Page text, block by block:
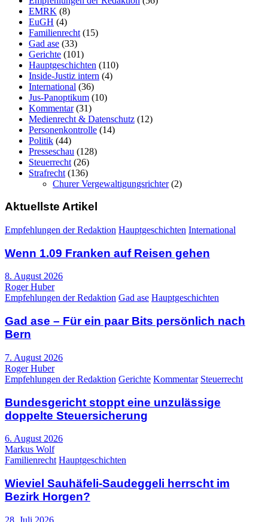
EMRK (8)
EuGH (4)
Familienrecht (15)
Gad ase (33)
Gerichte (101)
Hauptgeschichten (110)
Inside-Justiz intern (4)
International (36)
Jus-Panoptikum (10)
Kommentar(31)
Medienrecht & Datenschutz (12)
Personenkontrolle (14)
Politik (44)
Presseschau (128)
Steuerrecht (26)
Strafrecht (136)
Churer Vergewaltigungsrichter(2)
Aktuellste Artikel
Empfehlungen der Redaktion Hauptgeschichten International
Wenn 1.09 Franken auf Reisen gehen
8. August 2026
Roger Huber
Empfehlungen der Redaktion Gad ase Hauptgeschichten
Gad ase – Für ein paar Bits persönlich nach
Bern
7. August 2026
Roger Huber
Empfehlungen der Redaktion Gerichte Kommentar Steuerrecht
Bundesgericht stoppt eine unzulässige
doppelte Steuersicherung
6. August 2026
Markus Wolf
Familienrecht Hauptgeschichten
Wieviel Sauhäfeli-Saudeggeli herrscht im
Bezirk Horgen?
28. Juli 2026